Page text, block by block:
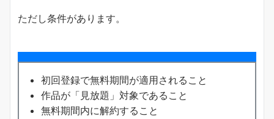
ただし条件があります。
初回登録で無料期間が適用されること
作品が「見放題」対象であること
無料期間内に解約すること